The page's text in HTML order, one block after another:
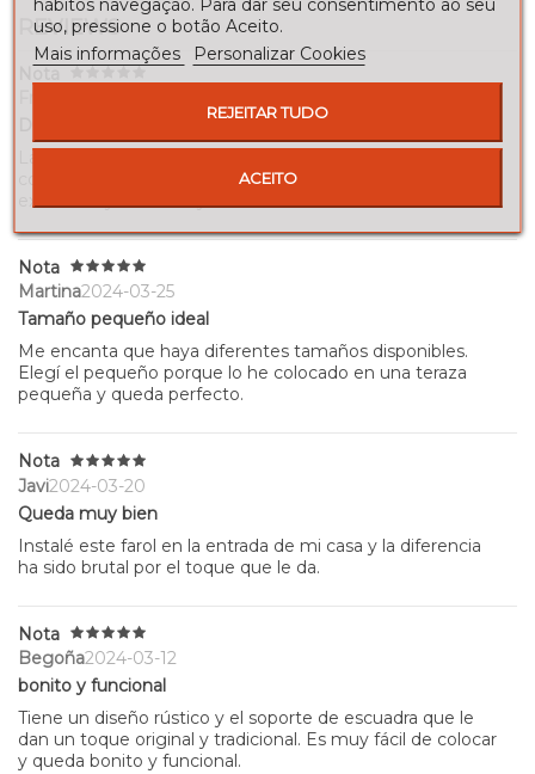
REVIEWS
La variedad de colores me permitió elegir el perfecto para
combinar con los colores de mi casa. El acabado es
excelente y se ve muy duradero.
Nota
Martina2024-03-25
Tamaño pequeño ideal
Me encanta que haya diferentes tamaños disponibles.
Elegí el pequeño porque lo he colocado en una teraza
pequeña y queda perfecto.
Nota
Javi2024-03-20
Queda muy bien
Instalé este farol en la entrada de mi casa y la diferencia
ha sido brutal por el toque que le da.
Nota
Begoña2024-03-12
bonito y funcional
Tiene un diseño rústico y el soporte de escuadra que le
dan un toque original y tradicional. Es muy fácil de colocar
y queda bonito y funcional.
uso, pressione o botão Aceito.
Mais informações
Personalizar Cookies
REJEITAR TUDO
ACEITO